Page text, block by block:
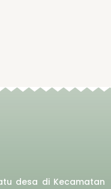
desa di Kecamatan